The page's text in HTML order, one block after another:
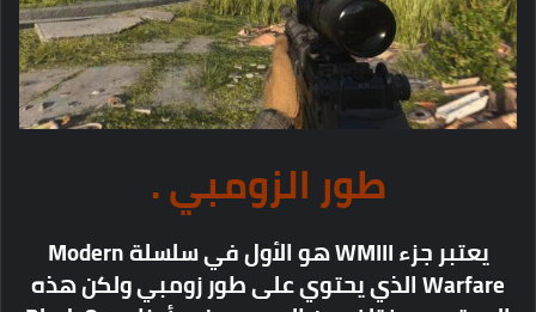
طور الزومبي .
يعتبر جزء WMIII هو الأول في سلسلة Modern
Warfare الذي يحتوي على طور زومبي ولكن هذه